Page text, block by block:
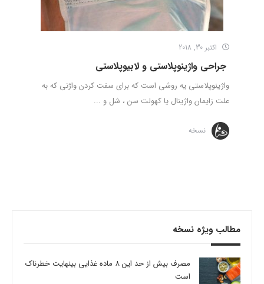
اکتبر 30, 2018
جراحی واژینوپلاستی و لابیوپلاستی
واژینوپلاستی یه روشی است که برای سفت کردن واژنی که به
علت زایمان واژینال یا کهولت سن ، شل و ...
نسخه
مطالب ویژه نسخه
مصرف بیش از حد این 8 ماده غذایی بینهایت خطرناک
است